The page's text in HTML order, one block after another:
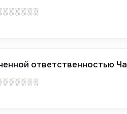
░ ░ ░ ░ ░ ░
ответственностью
░ ░ ░ ░ ░ ░